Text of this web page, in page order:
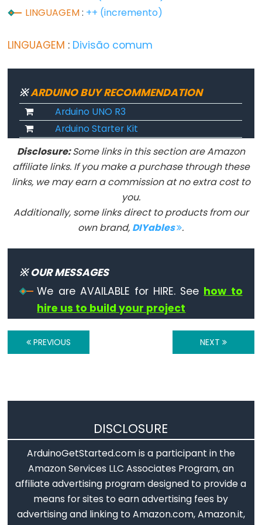
Flutuante
Inteiras
Variable
Scope
Qualifiers
const
escopo
static
Digital
digitalRead()
digitalWrite()
IO
analogRead()
analogReference()
analogWrite()
LINGUAGEM: ++ (incremento)
LINGUAGEM : Divisão comum
※ARDUINO BUY RECOMMENDATION
Arduino UNO R3
Arduino Starter Kit
Disclosure:Some links in this section are Amazon
affiliate links. If you make a purchase through these
links, we may earn a commission at no extra cost to
you.
Additionally, some links direct to products from our
own brand, DIYables .
※ OUR MESSAGES
We are AVAILABLE for HIRE. See how to
hire us to build your project
PREVIOUS NEXT
DISCLOSURE
ArduinoGetStarted.com is a participant in the
Amazon Services LLC Associates Program, an
affiliate advertising program designed to provide a
means for sites to earn advertising fees by
advertising and linking to Amazon.com, Amazon.it,